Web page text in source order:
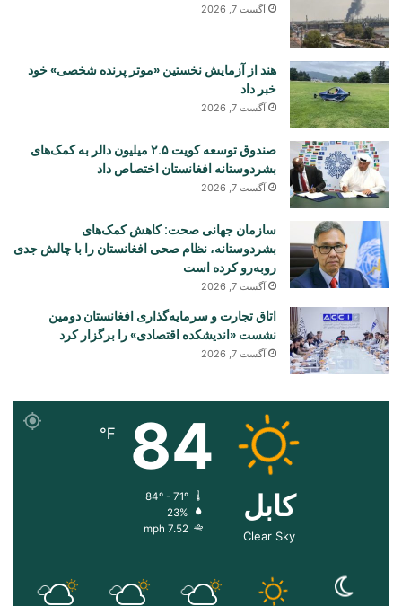
آگست 7, 2026
هند از آزمایش نخستین «موتر پرنده شخصی» خود
خبر داد
آگست 7, 2026
صندوق توسعه کویت ۲.۵ میلیون دالر به کمک‌های
بشردوستانه افغانستان اختصاص داد
آگست 7, 2026
سازمان جهانی صحت: کاهش کمک‌های
بشردوستانه، نظام صحی افغانستان را با چالش جدی
روبه‌رو کرده است
آگست 7, 2026
اتاق تجارت و سرمایه‌گذاری افغانستان دومین
نشست «اندیشکده اقتصادی» را برگزار کرد
آگست 7, 2026
کابل
Clear Sky
84
℉
23%
7.52 mph